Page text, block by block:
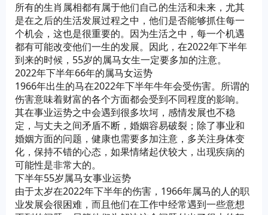
所有的生肖属相都有属于他们自己的生活和未来，尤其
是在之后的生活发展过程之中，他们是否能够抓住每一
个机会，这也是很重要的。因为生活之中，每一个机遇
都有可能改变他们一生的发展。因此，在2022年下半年
到来的时候，55岁的属马女生一定要多加的注意。
2022年下半年66年的属马女运势
1966年出生的马在2022年下半年牛年会受伤害。所谓的
伤害意味着财富的各个方面都会受到不同程度的影响。
其在事业运势之中会遇到很多坎坷，感情发展也不稳
定，与丈夫之间矛盾不断，婚姻容易破裂；除了事业和
婚姻方面的问题，健康也需要多加注意，多关注身体变
化，保持不错的心态，如果情绪起伏较大，出现疾病的
可能性是非常大的。
下半年55岁属马女事业运势
由于太岁在2022年下半年的伤害，1966年属马的人的职
业发展会很困难，而且他们在工作中经常遇到一些意想